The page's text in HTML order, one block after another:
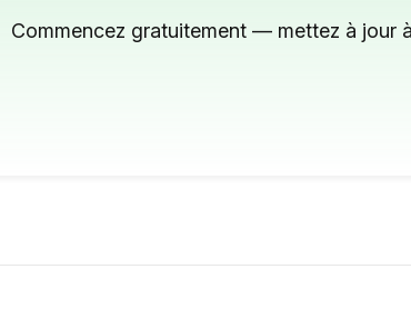
Commencez gratuitement — mettez à jour